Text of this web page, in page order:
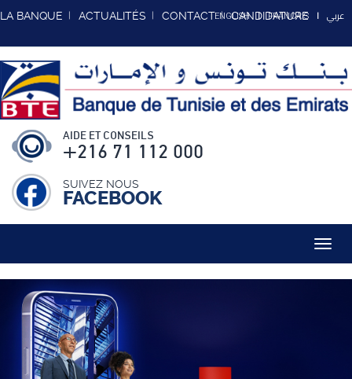
LA BANQUE ACTUALITÉS CONTACT CANDIDATURE
ENGLISH FRANCAIS عربي
AIDE ET CONSEILS
+216 71 112 000
SUIVEZ NOUS
FACEBOOK